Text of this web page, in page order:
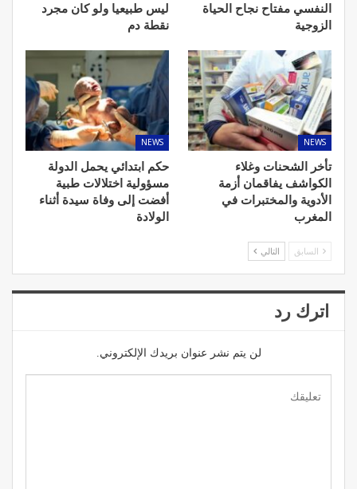
النفسي مفتاح نجاح الحياة
الزوجية
ليس طبيعيا ولو كان مجرد
نقطة دم
NEWS
تأخر الشحنات وغلاء
الكواشف يفاقمان أزمة
الأدوية والمختبرات في
المغرب
NEWS
حكم ابتدائي يحمل الدولة
مسؤولية اختلالات طبية
أفضت إلى وفاة سيدة أثناء
الولادة
السابق التالي
اترك رد
لن يتم نشر عنوان بريدك الإلكتروني.